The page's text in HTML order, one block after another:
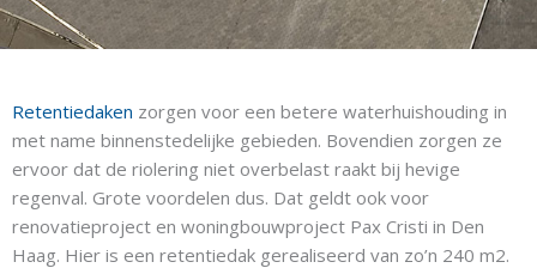
Retentiedaken zorgen voor een betere waterhuishouding in
met name binnenstedelijke gebieden. Bovendien zorgen ze
ervoor dat de riolering niet overbelast raakt bij hevige
regenval. Grote voordelen dus. Dat geldt ook voor
renovatieproject en woningbouwproject Pax Cristi in Den
Haag. Hier is een retentiedak gerealiseerd van zo’n 240 m2.